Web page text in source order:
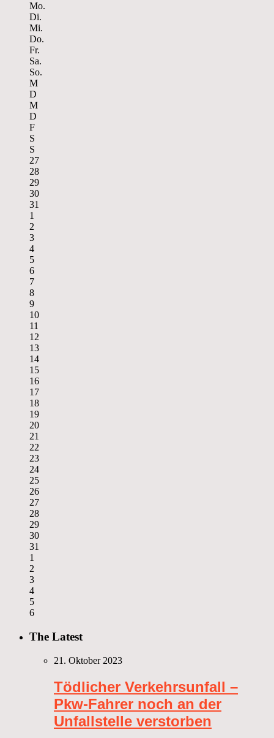
Mo.
Di.
Mi.
Do.
Fr.
Sa.
So.
M
D
M
D
F
S
S
27
28
29
30
31
1
2
3
4
5
6
7
8
9
10
11
12
13
14
15
16
17
18
19
20
21
22
23
24
25
26
27
28
29
30
31
1
2
3
4
5
6
The Latest
21. Oktober 2023
Tödlicher Verkehrsunfall –
Pkw-Fahrer noch an der
Unfallstelle verstorben